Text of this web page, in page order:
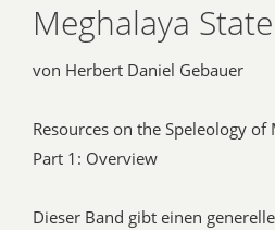
Meghalaya State
von Herbert Daniel Gebauer
Resources on the Speleology of
Part 1: Overview
Dieser Band gibt einen